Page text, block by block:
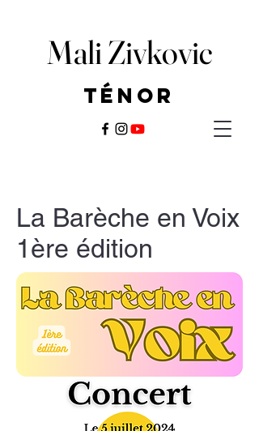
Mali Zivkovic
Mali Zivkovic
Ténor
Ténor
La Barèche en Voix
1ère édition